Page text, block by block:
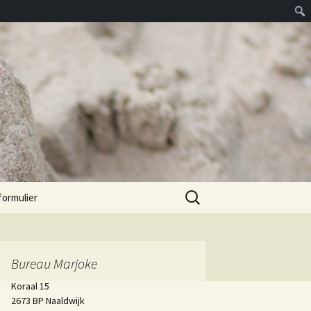
Zoeken
naar:
Bureau Marjoke
Koraal 15
2673 BP Naaldwijk